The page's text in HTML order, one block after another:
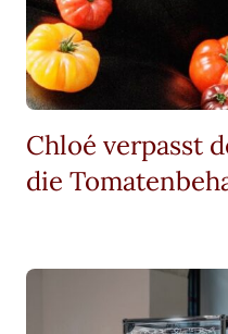
Chloé verpasst
die